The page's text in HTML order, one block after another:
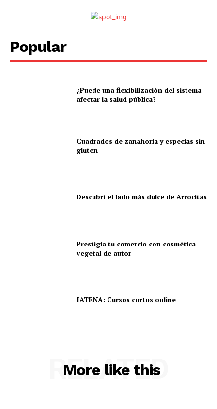
Popular
¿Puede una flexibilización del sistema
afectar la salud pública?
Cuadrados de zanahoria y especias sin
gluten
Descubrí el lado más dulce de Arrocitas
Prestigia tu comercio con cosmética
vegetal de autor
IATENA: Cursos cortos online
More like this
RELATED